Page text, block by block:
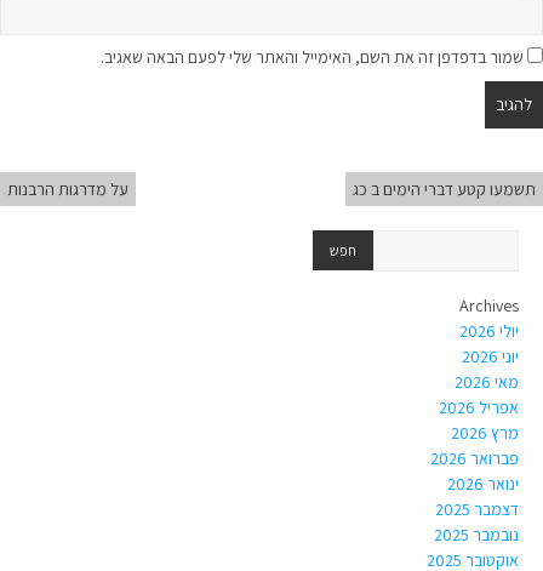
שמור בדפדפן זה את השם, האימייל והאתר שלי לפעם הבאה שאגיב.
תשמעו קטע דברי הימים ב כג על מדרגות הרבנות
Archives
יולי 2026
יוני 2026
מאי 2026
אפריל 2026
מרץ 2026
פברואר 2026
ינואר 2026
דצמבר 2025
נובמבר 2025
אוקטובר 2025